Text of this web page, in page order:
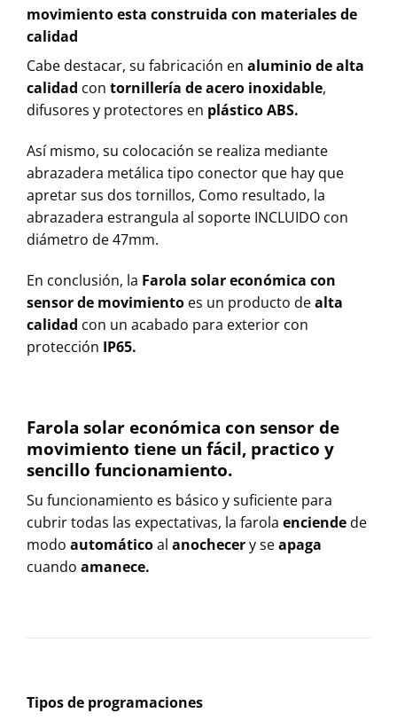
movimiento esta construida con materiales de
calidad
Cabe destacar, su fabricación en aluminio de alta
calidad con tornillería de acero inoxidable,
difusores y protectores en plástico ABS.
Así mismo, su colocación se realiza mediante
abrazadera metálica tipo conector que hay que
apretar sus dos tornillos, Como resultado, la
abrazadera estrangula al soporte INCLUIDO con
diámetro de 47mm.
En conclusión, la Farola solar económica con
sensor de movimiento es un producto dealta
calidad con un acabado para exterior con
protección IP65.
Farola solar económica con sensor de
movimiento tiene un fácil, practico y
sencillo funcionamiento.
Su funcionamiento es básico y suficiente para
cubrir todas las expectativas, la farola enciendede
modo automáticoal anochecery seapaga
cuando amanece.
Tipos de programaciones